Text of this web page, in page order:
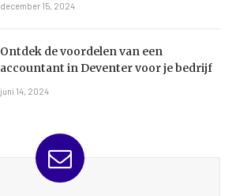
december 15, 2024
Ontdek de voordelen van een
accountant in Deventer voor je bedrijf
juni 14, 2024